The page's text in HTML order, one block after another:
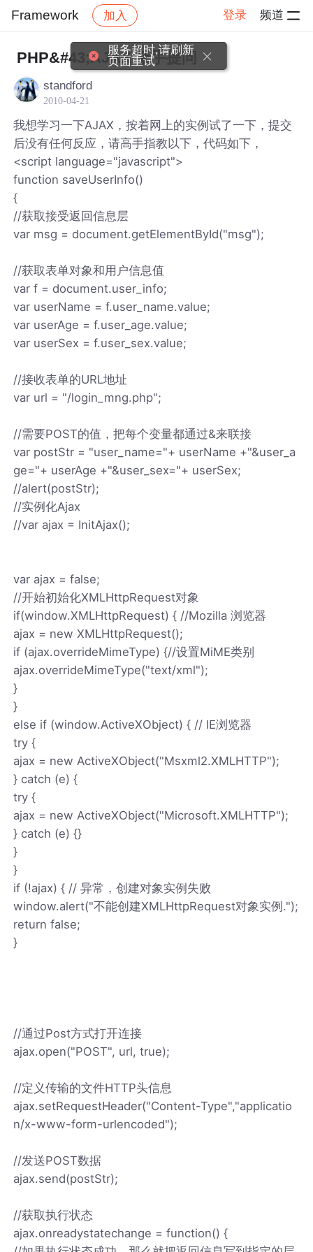
Framework 加入 登录 频道
社区 Framework 帖子详情
PHP&#43;AJAX 新手提问
standford
2010-04-21
我想学习一下AJAX，按着网上的实例试了一下，提交
后没有任何反应，请高手指教以下，代码如下，
<script language="javascript">
function saveUserInfo()
{
//获取接受返回信息层
var msg = document.getElementById("msg");
//获取表单对象和用户信息值
var f = document.user_info;
var userName = f.user_name.value;
var userAge = f.user_age.value;
var userSex = f.user_sex.value;
//接收表单的URL地址
var url = "/login_mng.php";
//需要POST的值，把每个变量都通过&来联接
var postStr = "user_name="+ userName +"&user_a
ge="+ userAge +"&user_sex="+ userSex;
//alert(postStr);
//实例化Ajax
//var ajax = InitAjax();
var ajax = false;
//开始初始化XMLHttpRequest对象
if(window.XMLHttpRequest) { //Mozilla 浏览器
ajax = new XMLHttpRequest();
if (ajax.overrideMimeType) {//设置MiME类别
ajax.overrideMimeType("text/xml");
}
}
else if (window.ActiveXObject) { // IE浏览器
try {
ajax = new ActiveXObject("Msxml2.XMLHTTP");
} catch (e) {
try {
ajax = new ActiveXObject("Microsoft.XMLHTTP");
} catch (e) {}
}
}
if (!ajax) { // 异常，创建对象实例失败
window.alert("不能创建XMLHttpRequest对象实例.");
return false;
}
//通过Post方式打开连接
ajax.open("POST", url, true);
//定义传输的文件HTTP头信息
ajax.setRequestHeader("Content-Type","applicatio
n/x-www-form-urlencoded");
//发送POST数据
ajax.send(postStr);
//获取执行状态
ajax.onreadystatechange = function() {
服务超时,请刷新
页面重试